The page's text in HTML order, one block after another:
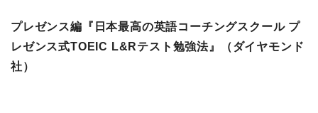
プレゼンス編『日本最高の英語コーチングスクール プ
レゼンス式TOEIC L&Rテスト勉強法』（ダイヤモンド
社）